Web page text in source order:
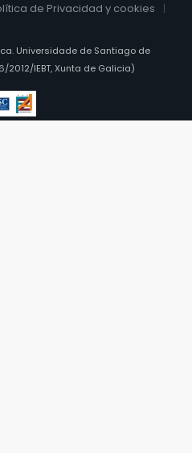
de Privacidad y cookies
Universidade de Santiago de
2012/IEBT, Xunta de Galicia)